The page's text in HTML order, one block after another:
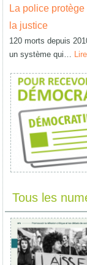
La police
la justice
120 morts depuis
un système qui…
Tous les